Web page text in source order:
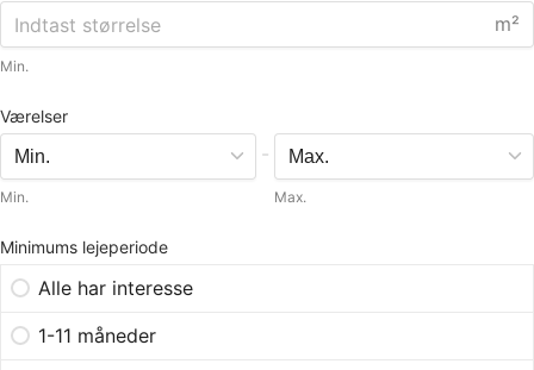
m²
Min.
Værelser
Min.
-
Max.
Minimums lejeperiode
Alle har interesse
1-11 måneder